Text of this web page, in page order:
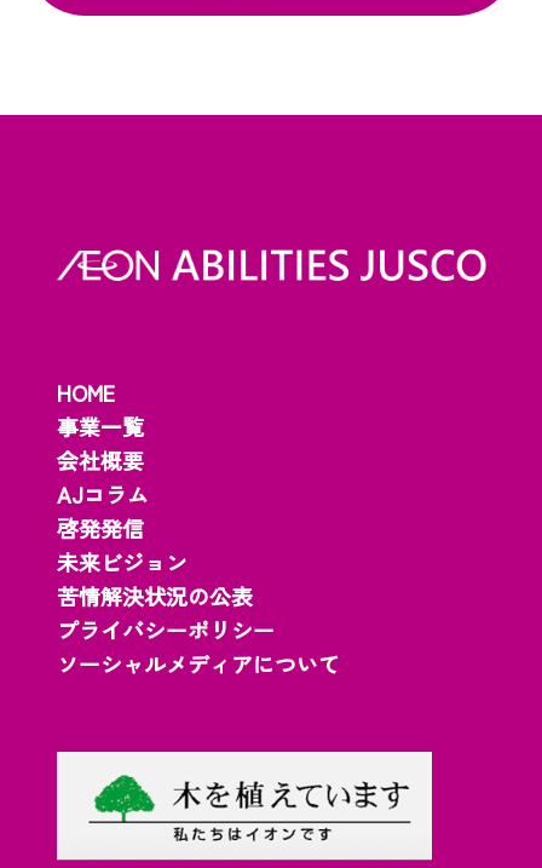
HOME
事業一覧
会社概要
AJコラム
啓発発信
未来ビジョン
苦情解決状況の公表
プライバシーポリシー
ソーシャルメディアについて